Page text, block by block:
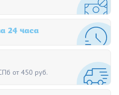
24 часа
от 450 руб.